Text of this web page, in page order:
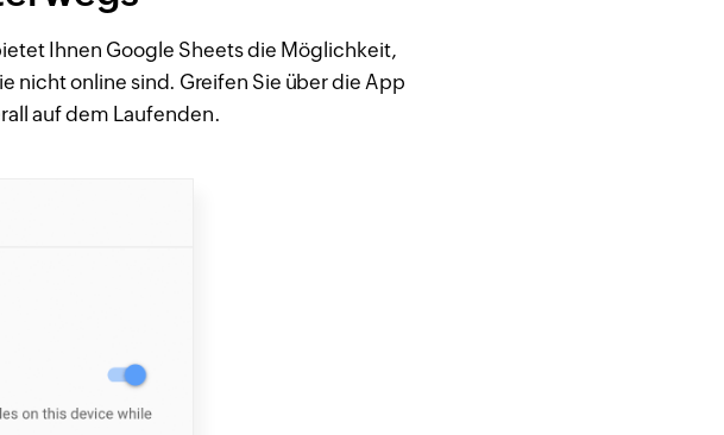
Ihnen Google Sheets die Möglichkeit,
nicht online sind. Greifen Sie über die App
auf dem Laufenden.